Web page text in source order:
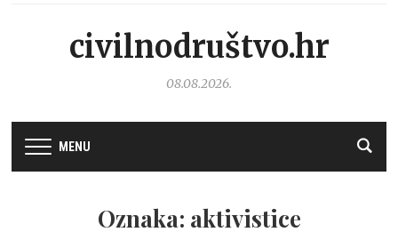
civilnodruštvo.hr
08.08.2026.
MENU
Oznaka: aktivistice